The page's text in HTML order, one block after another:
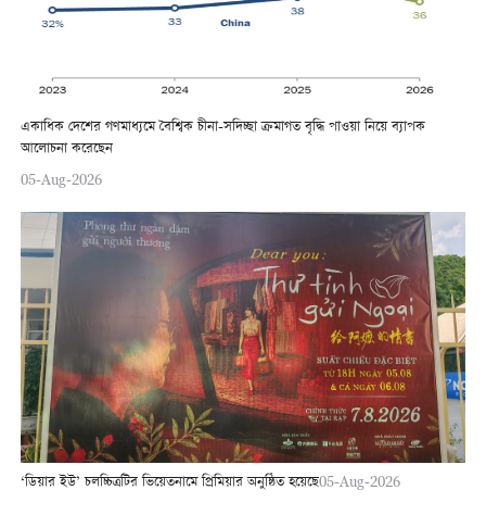
একাধিক দেশের গণমাধ্যমে বৈশ্বিক চীনা-সদিচ্ছা ক্রমাগত বৃদ্ধি পাওয়া নিয়ে ব্যাপক
আলোচনা করেছেন
05-Aug-2026
‘ডিয়ার ইউ’ চলচ্চিত্রটির ভিয়েতনামে প্রিমিয়ার অনুষ্ঠিত হয়েছে05-Aug-2026